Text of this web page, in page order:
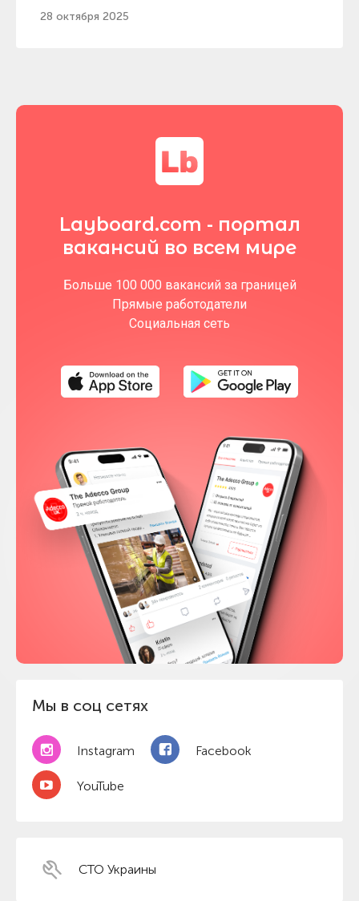
28 октября 2025
Мы в соц сетях
Instagram Facebook
YouTube
Layboard.com - портал
вакансий во всем мире
Больше 100 000 вакансий за границей
Прямые работодатели
Социальная сеть
СТО Украины